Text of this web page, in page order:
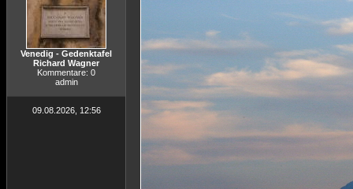
Venedig - Gedenktafel
Richard Wagner
Kommentare: 0
admin
09.08.2026, 12:56